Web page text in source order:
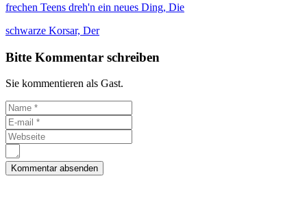
frechen Teens dreh'n ein neues Ding, Die
schwarze Korsar, Der
Bitte Kommentar schreiben
Sie kommentieren als Gast.